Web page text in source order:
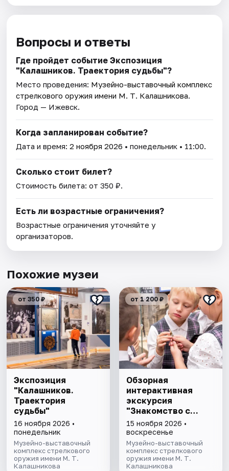
Вопросы и ответы
Где пройдет событие Экспозиция
"Калашников. Траектория судьбы"?
Место проведения: Музейно-выставочный комплекс
стрелкового оружия имени М. Т. Калашникова.
Город — Ижевск.
Когда запланирован событие?
Дата и время:2 ноября 2026 • понедельник • 11:00.
Сколько стоит билет?
Стоимость билета: от 350 ₽.
Есть ли возрастные ограничения?
Возрастные ограничения уточняйте у
организаторов.
Похожие музеи
от 350 ₽
Экспозиция
"Калашников.
Траектория
судьбы"
16 ноября 2026 •
понедельник
Музейно-выставочный
комплекс стрелкового
оружия имени М. Т.
Калашникова
от 1 200 ₽
Обзорная
интерактивная
экскурсия
"Знакомство с
музеем"
15 ноября 2026 •
воскресенье
Музейно-выставочный
комплекс стрелкового
оружия имени М. Т.
Калашникова